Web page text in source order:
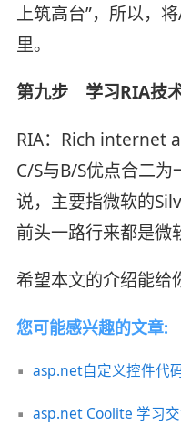
上筑高台”，所以，
里。
第九步 学习RIA技
RIA：Rich internet
C/S与B/S优点合二
说，主要指微软的
前头一路行来都是微
希望本文的介绍能给
您可能感兴趣的文章:
asp.net自定义控件代
asp.net Coolite 学习